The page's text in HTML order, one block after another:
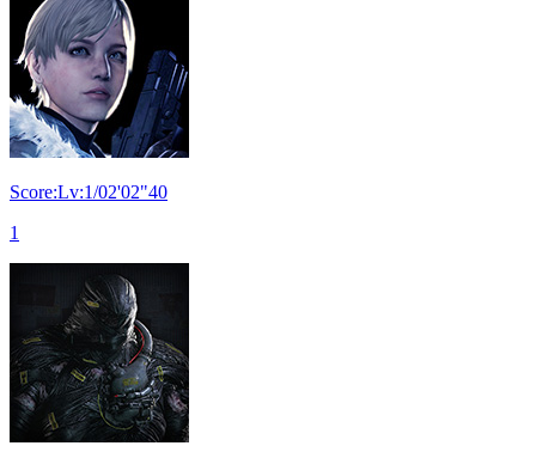
Score:Lv:1/02'02"40
1